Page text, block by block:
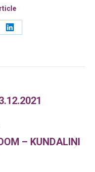
Share
– KUNDALINI